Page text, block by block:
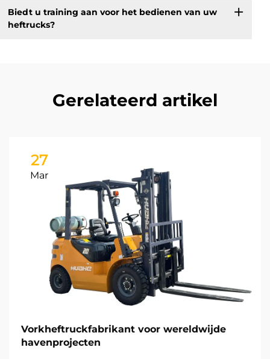
Biedt u training aan voor het bedienen van uw
heftrucks?
Gerelateerd artikel
27
Mar
Vorkheftruckfabrikant voor wereldwijde
havenprojecten